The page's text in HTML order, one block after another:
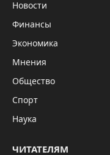
Новости
Финансы
Экономика
Мнения
Общество
Спорт
Наука
ЧИТАТЕЛЯМ